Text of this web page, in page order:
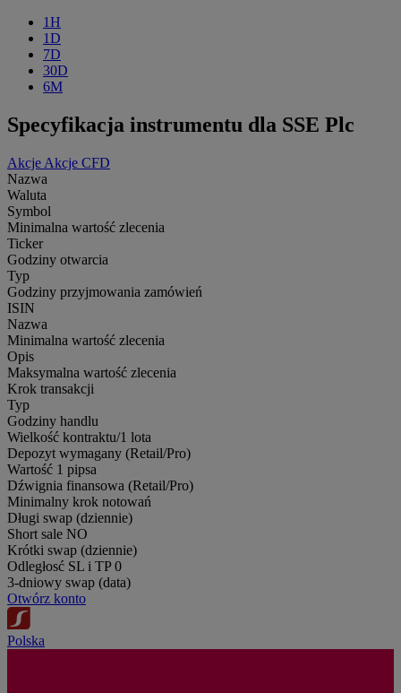
1H
1D
7D
30D
6M
Specyfikacja instrumentu dla SSE Plc
Akcje Akcje CFD
Nazwa
Waluta
Symbol
Minimalna wartość zlecenia
Ticker
Godziny otwarcia
Typ
Godziny przyjmowania zamówień
ISIN
Nazwa
Minimalna wartość zlecenia
Opis
Maksymalna wartość zlecenia
Krok transakcji
Typ
Godziny handlu
Wielkość kontraktu/1 lota
Depozyt wymagany (Retail/Pro)
Wartość 1 pipsa
Dźwignia finansowa (Retail/Pro)
Minimalny krok notowań
Długi swap (dziennie)
Short sale NO
Krótki swap (dziennie)
Odległosć SL i TP 0
3-dniowy swap (data)
Otwórz konto
Polska